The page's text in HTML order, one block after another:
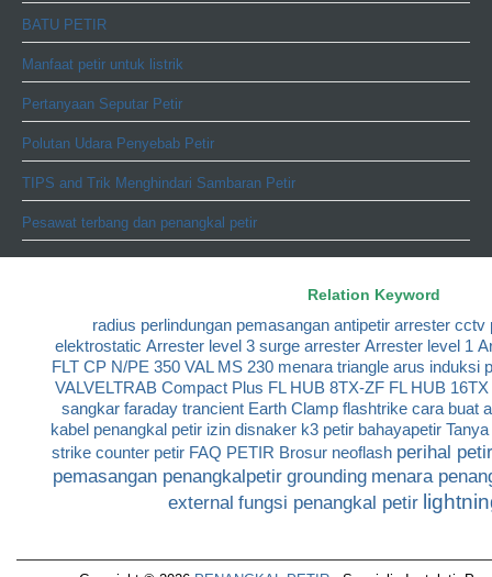
BATU PETIR
Manfaat petir untuk listrik
Pertanyaan Seputar Petir
Polutan Udara Penyebab Petir
TIPS and Trik Menghindari Sambaran Petir
Pesawat terbang dan penangkal petir
Relation Keyword
radius perlindungan pemasangan antipetir arrester cctv
elektrostatic Arrester level 3 surge arrester Arrester level 1
FLT CP N/PE 350 VAL MS 230 menara triangle arus induksi
VALVELTRAB Compact Plus FL HUB 8TX-ZF FL HUB 16TX
sangkar faraday trancient Earth Clamp flashtrike cara buat
kabel penangkal petir izin disnaker k3 petir bahayapetir
strike counter petir FAQ PETIR Brosur neoflash perihal petir
pemasangan penangkalpetir grounding menara
external fungsi penangkal petir